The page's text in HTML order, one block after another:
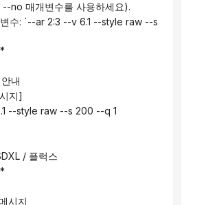
--no 매개변수를 사용하세요).
내
지]
--style raw --s 200 --q 1
/ 플럭스
시지